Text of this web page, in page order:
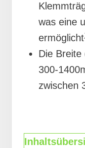
was eine
ermöglicht
Die Breite
300-
zwischen